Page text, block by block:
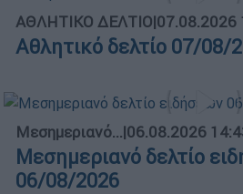
ΑΘΛΗΤΙΚΟ ΔΕΛΤΙΟ|07.08.2026
Αθλητικό δελτίο 07/08/
Μεσημεριανό...|06.08.2026
Μεσημεριανό δελτίο
06/08/2026